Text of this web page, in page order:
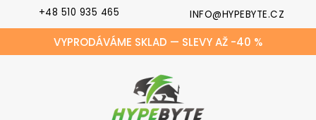
+48 510 935 465 INFO@HYPEBYTE.CZ
VYPRODÁVÁME SKLAD — SLEVY AŽ -40 %